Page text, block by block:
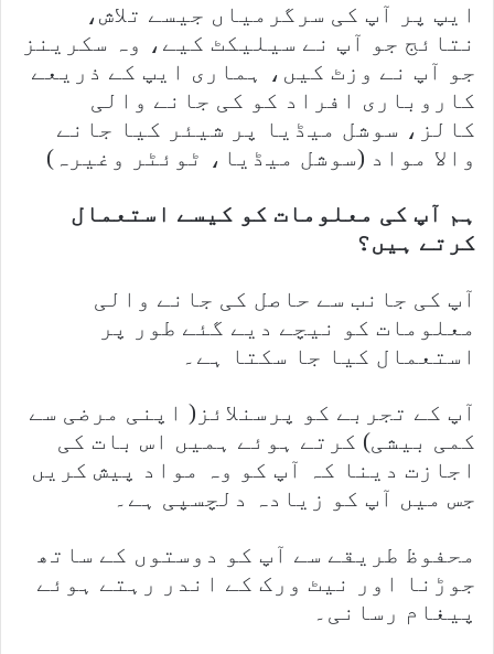
ایپ پر آپ کی سرگرمیاں جیسے تلاش،
نتائج جو آپ نے سیلیکٹ کیے، وہ سکرینز
جو آپ نے وزٹ کیں، ہماری ایپ کے ذریعے
کاروباری افراد کو کی جانے والی
کالز، سوشل میڈیا پر شیئر کیا جانے
والا مواد (سوشل میڈیا، ٹوئٹر وغیرہ)
ہم آپ کی معلومات کو کیسے استعمال
کرتے ہیں؟
آپ کی جانب سے حاصل کی جانے والی
معلومات کو نیچے دیے گئے طور پر
استعمال کیا جا سکتا ہے۔
آپ کے تجربے کو پرسنلائز( اپنی مرضی سے
کمی بیشی) کرتے ہوئے ہمیں اس بات کی
اجازت دینا کہ آپ کو وہ مواد پیش کریں
جس میں آپ کو زیادہ دلچسپی ہے۔
محفوظ طریقے سے آپ کو دوستوں کے ساتھ
جوڑنا اور نیٹ ورک کے اندر رہتے ہوئے
پیغام رسانی۔